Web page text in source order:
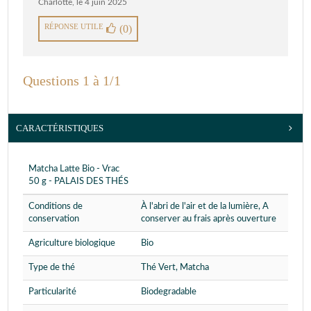
Charlotte, le 4 juin 2025
RÉPONSE UTILE (0)
Questions 1 à 1/1
CARACTÉRISTIQUES
Matcha Latte Bio - Vrac
50 g - PALAIS DES THÉS
Conditions de
conservation
À l'abri de l'air et de la lumière, A
conserver au frais après ouverture
Agriculture biologique Bio
Type de thé Thé Vert, Matcha
Particularité Biodegradable